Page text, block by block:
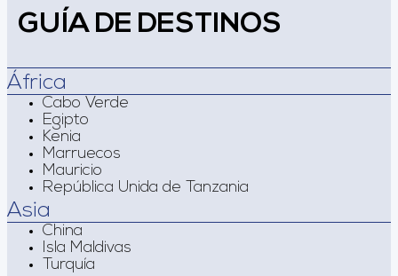
GUÍA DE DESTINOS
África
Cabo Verde
Egipto
Kenia
Marruecos
Mauricio
República Unida de Tanzania
Asia
China
Isla Maldivas
Turquía